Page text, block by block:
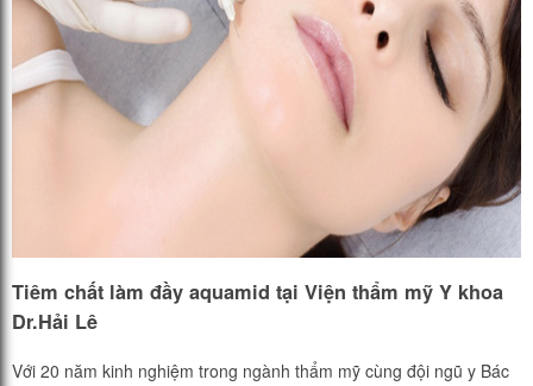
Tiêm chất làm đầy aquamid tại Viện thẩm mỹ Y khoa
Dr.Hải Lê
Với 20 năm kinh nghiệm trong ngành thẩm mỹ cùng đội ngũ y Bác